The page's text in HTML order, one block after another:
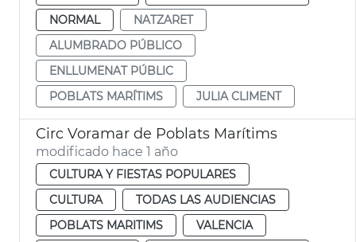
NORMAL
NATZARET
ALUMBRADO PÚBLICO
ENLLUMENAT PÚBLIC
POBLATS MARÍTIMS
JULIA CLIMENT
Circ Voramar de Poblats Marítims
modificado hace 1 año
CULTURA Y FIESTAS POPULARES
CULTURA
TODAS LAS AUDIENCIAS
POBLATS MARITIMS
VALENCIA